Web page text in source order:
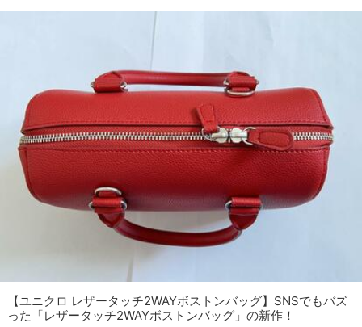
【ユニクロ レザータッチ2WAYボストンバッグ】SNSでもバズ
った「レザータッチ2WAYボストンバッグ」の新作！